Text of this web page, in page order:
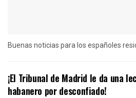
Buenas noticias para los españoles
¡El Tribunal de Madrid le da una
habanero por desconfiado!